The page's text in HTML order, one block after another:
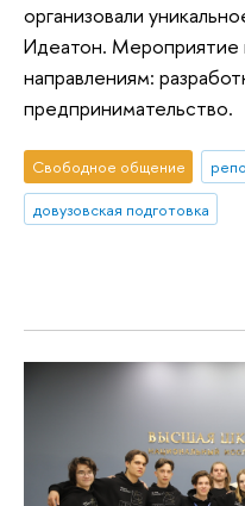
организовали
Идеатон. Мероприятие
направлениям:
предпринимательство.
Свободное общение
довузовская подготовка